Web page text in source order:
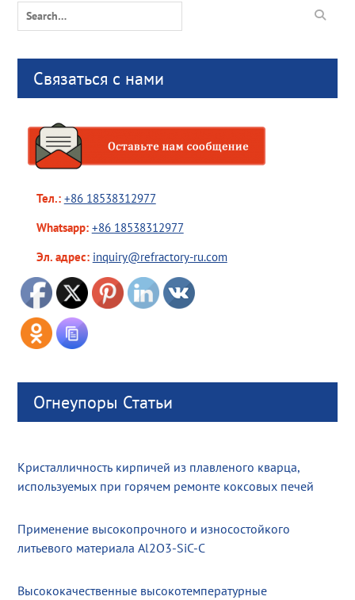
Search
for:
Связаться с нами
Тел.: +86 18538312977
Whatsapp: +86 18538312977
Эл. адрес: inquiry@refractory-ru.com
Огнеупоры Статьи
Кристалличность кирпичей из плавленого кварца,
используемых при горячем ремонте коксовых печей
Применение высокопрочного и износостойкого
литьевого материала Al2O3-SiC-C
Высококачественные высокотемпературные